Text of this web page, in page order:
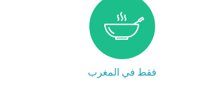
فقط في المغرب